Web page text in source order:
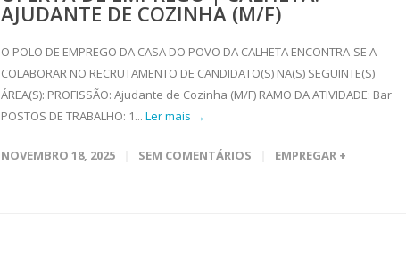
AJUDANTE DE COZINHA (M/F)
O POLO DE EMPREGO DA CASA DO POVO DA CALHETA ENCONTRA-SE A
COLABORAR NO RECRUTAMENTO DE CANDIDATO(S) NA(S) SEGUINTE(S)
ÁREA(S): PROFISSÃO: Ajudante de Cozinha (M/F) RAMO DA ATIVIDADE: Bar
POSTOS DE TRABALHO: 1... Ler mais →
NOVEMBRO 18, 2025 SEM COMENTÁRIOS EMPREGAR +